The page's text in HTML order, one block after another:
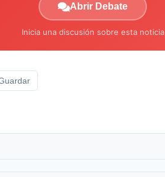
Abrir Debate
Inicia una discusión sobre esta noticia